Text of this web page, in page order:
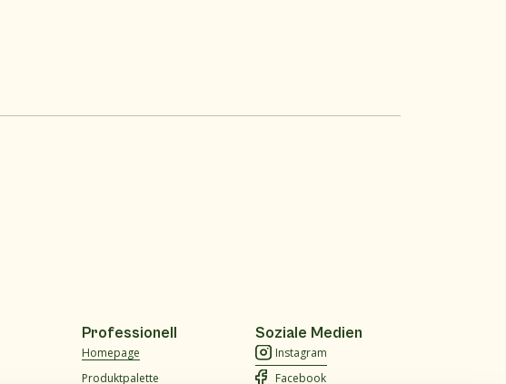
Professionell
Homepage
Produktpalette
Soziale Medien
Instagram
Facebook